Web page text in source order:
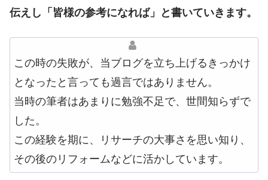
伝えし「皆様の参考になれば」と書いていきます。
この時の失敗が、当ブログを立ち上げるきっかけ
となったと言っても過言ではありません。
当時の筆者はあまりに勉強不足で、世間知らずで
した。
この経験を期に、リサーチの大事さを思い知り、
その後のリフォームなどに活かしています。